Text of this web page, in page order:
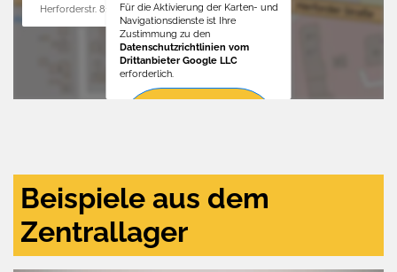
Herforderstr. 81, 32657 LemgoFür die Aktivierung der Karten- und
Navigationsdienste ist Ihre
Zustimmung zu den
Datenschutzrichtlinien vom
Drittanbieter Google LLC
erforderlich.
Beispiele aus dem
Zentrallager